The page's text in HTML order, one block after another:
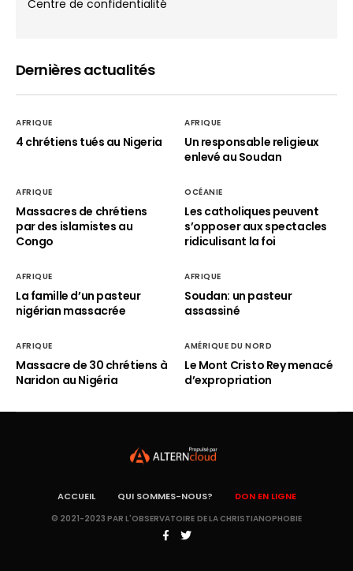
Centre de confidentialité
Dernières actualités
AFRIQUE
4 chrétiens tués au Nigeria
AFRIQUE
Un responsable religieux
enlevé au Soudan
AFRIQUE
Massacres de chrétiens
par des islamistes au
Congo
OCÉANIE
Les catholiques peuvent
s’opposer aux spectacles
ridiculisant la foi
AFRIQUE
La famille d’un pasteur
nigérian massacrée
AFRIQUE
Soudan: un pasteur
assassiné
AFRIQUE
Massacre de 30 chrétiens à
Naridon au Nigéria
AMÉRIQUE DU NORD
Le Mont Cristo Rey menacé
d’expropriation
ACCUEIL QUI SOMMES-NOUS? DON EN LIGNE
© 2021-2023 PAR L'OBSERVATOIRE DE LA CHRISTIANOPHOBIE